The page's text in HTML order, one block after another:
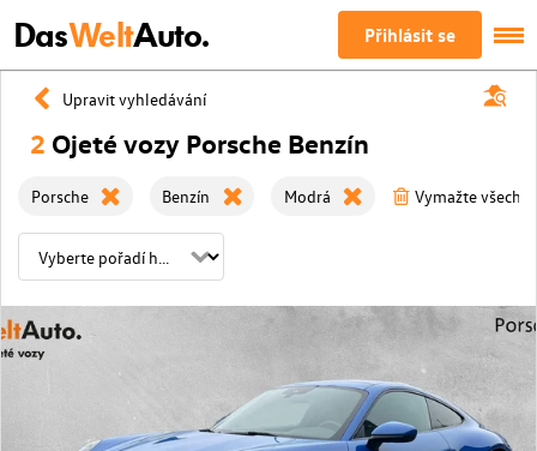
DasWeltAuto. Přihlásit se
Upravit vyhledávání
2 Ojeté vozy Porsche Benzín
Porsche Benzín Modrá Vymažte